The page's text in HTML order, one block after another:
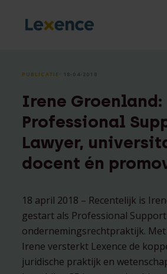
bij
PUBLICATIE⸱ 18-04-2018
Irene Groenland:
Professional
Lawyer,
docent én
18 april 2018 – Recentelijk is
gestart als Professional
ondernemingsrechtpraktijk.
Irene versterkt Lexence de
juridische praktijk en